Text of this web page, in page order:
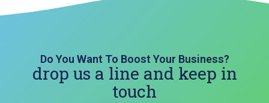
Do You Want To Boost Your Business?
drop us a line and keep in
touch